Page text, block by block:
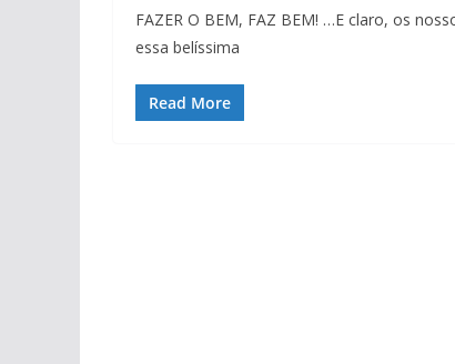
FAZER O BEM, FAZ BEM! …E claro, os
essa belíssima
Read More